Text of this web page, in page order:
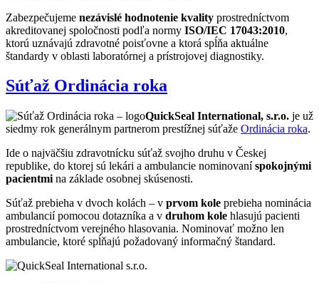
Zabezpečujeme nezávislé hodnotenie kvality prostredníctvom
akreditovanej spoločnosti podľa normy ISO/IEC 17043:2010,
ktorú uznávajú zdravotné poisťovne a ktorá spĺňa aktuálne
štandardy v oblasti laboratórnej a prístrojovej diagnostiky.
Súťaž Ordinácia roka
QuickSeal International, s.r.o. je už
siedmy rok generálnym partnerom prestížnej súťaže Ordinácia roka.
Ide o najväčšiu zdravotnícku súťaž svojho druhu v Českej
republike, do ktorej sú lekári a ambulancie nominovaníspokojnými
pacientmi na základe osobnej skúsenosti.
Súťaž prebieha v dvoch kolách – v prvom kole prebieha nominácia
ambulancií pomocou dotazníka a v druhom kole hlasujú pacienti
prostredníctvom verejného hlasovania. Nominovať možno len
ambulancie, ktoré spĺňajú požadovaný informačný štandard.